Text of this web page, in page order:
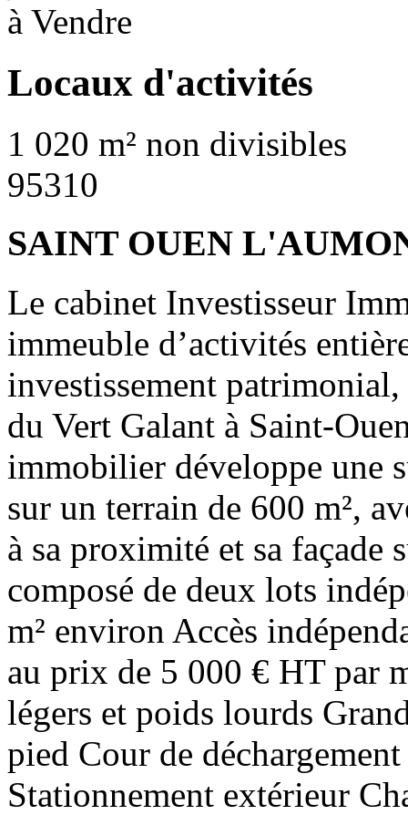
à Vendre
Locaux d'activités
1 020 m² non divisibles
95310
SAINT OUEN
Le cabinet Investisseur
immeuble d’activités
investissement
du Vert Galant à Saint-
immobilier développe une
sur un terrain de 600 m²,
à sa proximité et sa façade
composé de deux lots
m² environ Accès
au prix de 5 000 € HT par
légers et poids lourds
pied Cour de
Stationnement extérieur